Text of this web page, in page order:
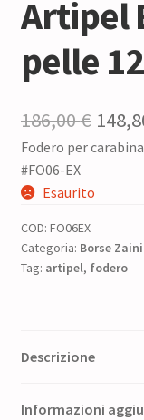
Artipel
pelle
186,00€ Il
Fodero per
#FO06-EX
Esaurito
COD: FO06EX
Categoria: Borse
Tag: artipel, fodero
Descrizione
Informazioni